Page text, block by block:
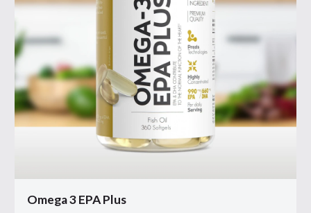
Omega 3 EPA Plus